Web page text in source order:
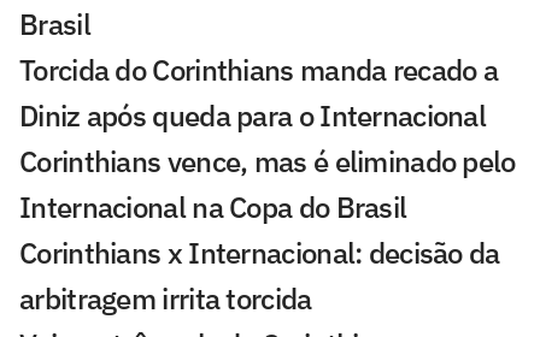
Brasil
Torcida do Corinthians manda recado a
Diniz após queda para o Internacional
Corinthians vence, mas é eliminado pelo
Internacional na Copa do Brasil
Corinthians x Internacional: decisão da
arbitragem irrita torcida